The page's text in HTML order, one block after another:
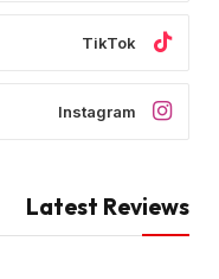
TikTok
Instagram
Latest Reviews